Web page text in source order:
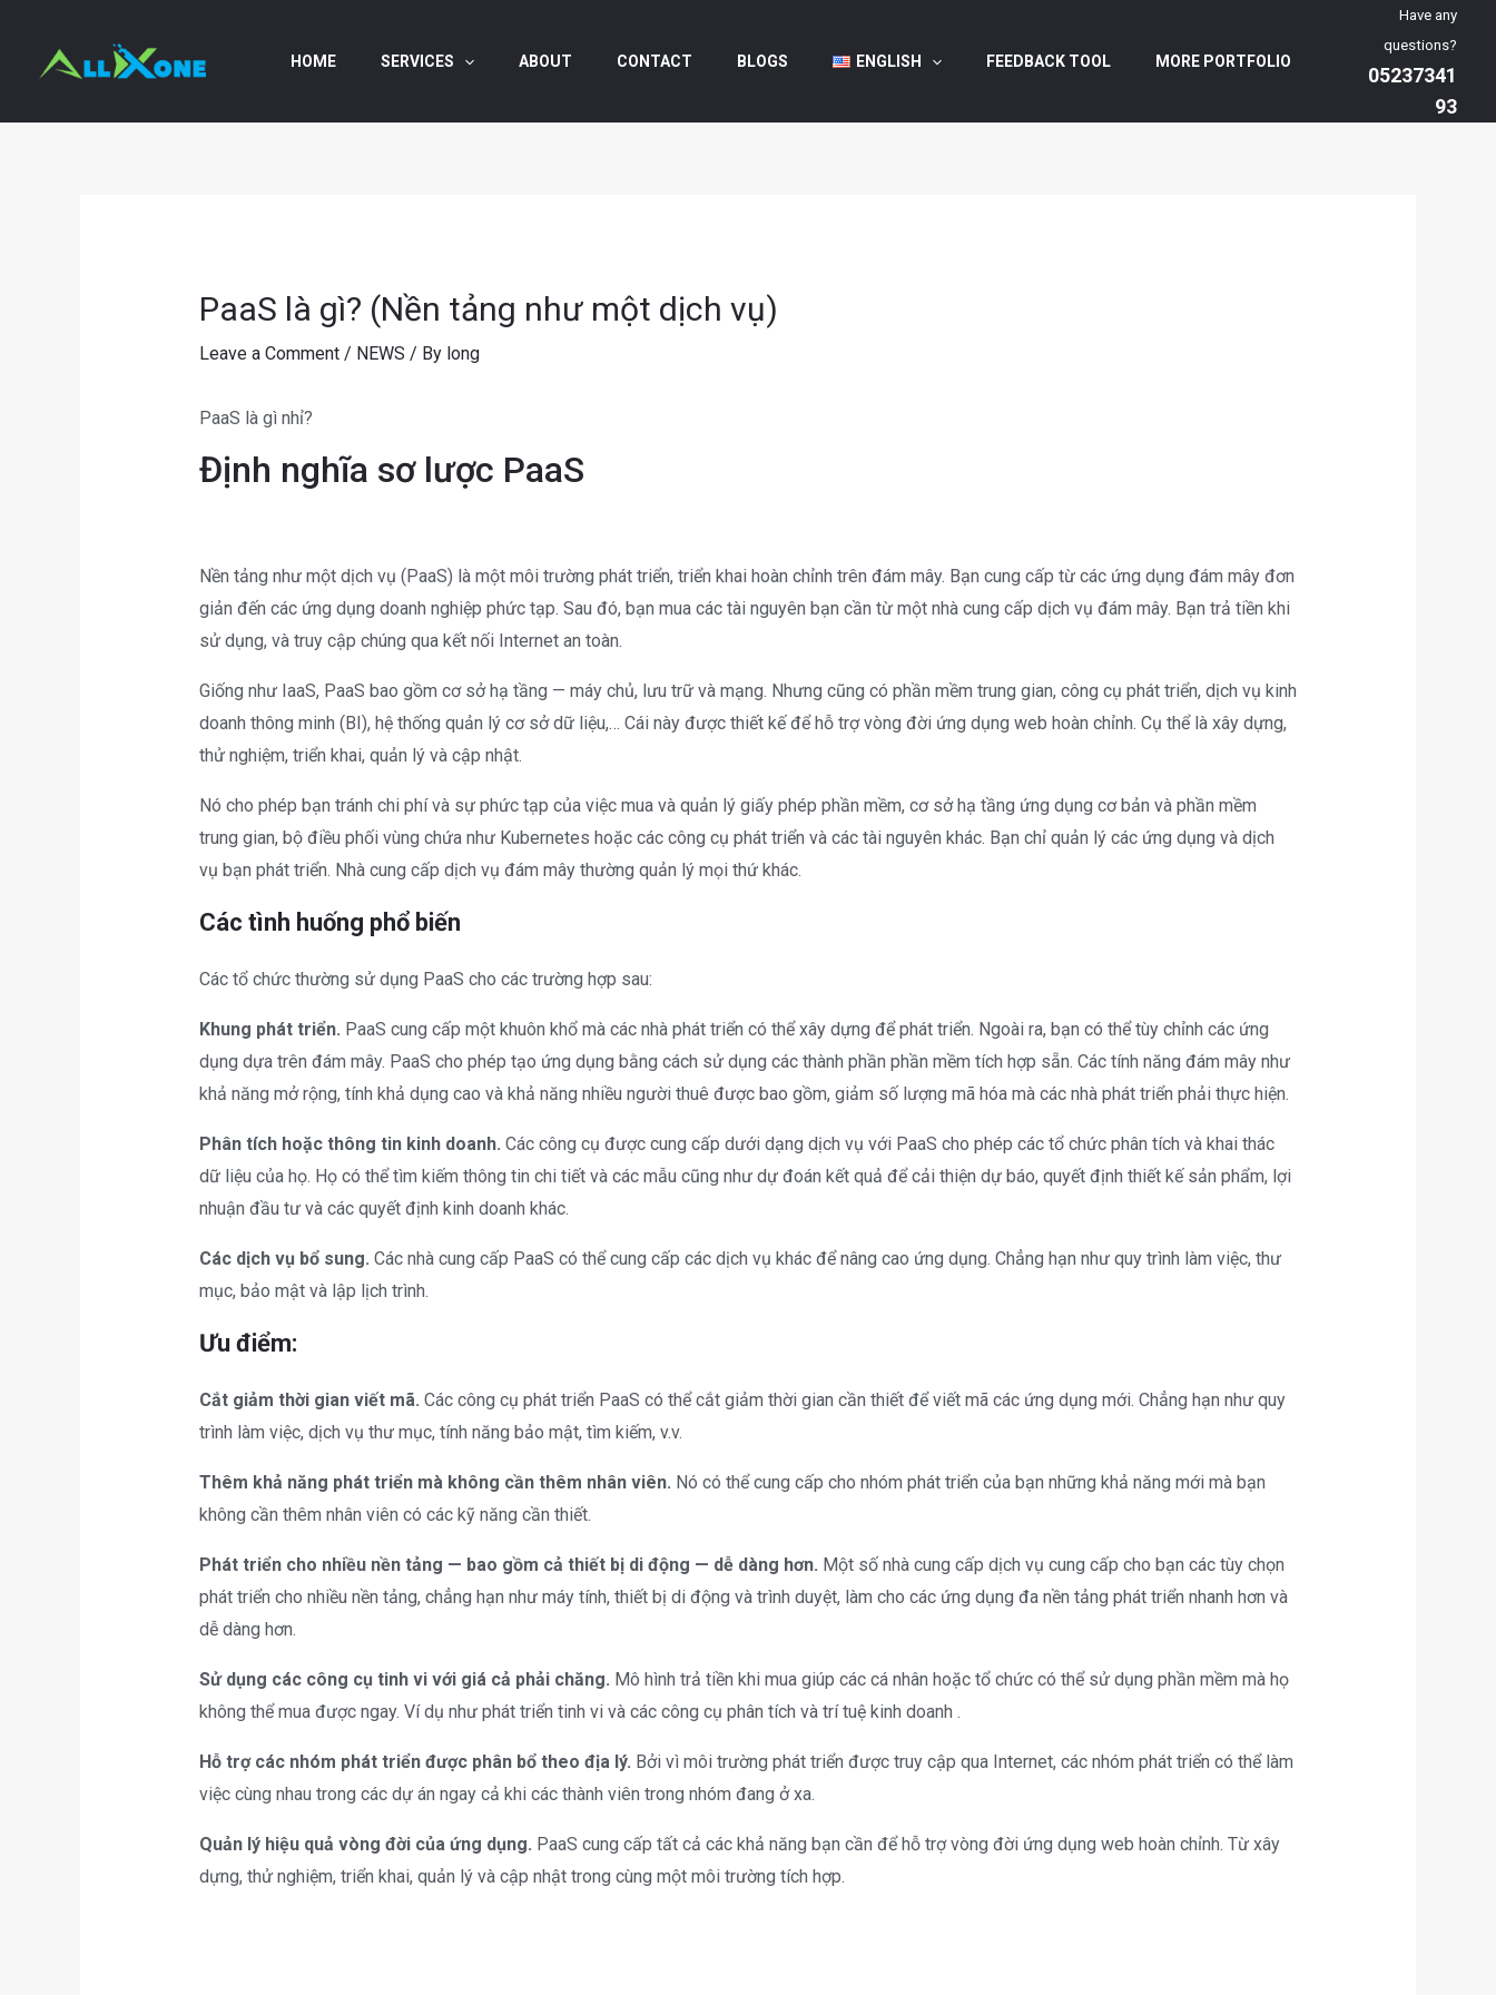
content
HOME SERVICES ABOUT CONTACT BLOGS ENGLISH FEEDBACK TOOL MORE PORTFOLIO
Have any
questions?
05237341
93
PaaS là gì? (Nền tảng như một dịch vụ)
Leave a Comment / NEWS / By long
PaaS là gì nhỉ?
Định nghĩa sơ lược PaaS
Nền tảng như một dịch vụ (PaaS) là một môi trường phát triển, triển khai hoàn chỉnh trên đám mây. Bạn cung cấp từ các ứng dụng đám mây đơn
giản đến các ứng dụng doanh nghiệp phức tạp. Sau đó, bạn mua các tài nguyên bạn cần từ một nhà cung cấp dịch vụ đám mây. Bạn trả tiền khi
sử dụng, và truy cập chúng qua kết nối Internet an toàn.
Giống như IaaS, PaaS bao gồm cơ sở hạ tầng — máy chủ, lưu trữ và mạng. Nhưng cũng có phần mềm trung gian, công cụ phát triển, dịch vụ kinh
doanh thông minh (BI), hệ thống quản lý cơ sở dữ liệu,… Cái này được thiết kế để hỗ trợ vòng đời ứng dụng web hoàn chỉnh. Cụ thể là xây dựng,
thử nghiệm, triển khai, quản lý và cập nhật.
Nó cho phép bạn tránh chi phí và sự phức tạp của việc mua và quản lý giấy phép phần mềm, cơ sở hạ tầng ứng dụng cơ bản và phần mềm
trung gian, bộ điều phối vùng chứa như Kubernetes hoặc các công cụ phát triển và các tài nguyên khác. Bạn chỉ quản lý các ứng dụng và dịch
vụ bạn phát triển. Nhà cung cấp dịch vụ đám mây thường quản lý mọi thứ khác.
Các tình huống phổ biến
Các tổ chức thường sử dụng PaaS cho các trường hợp sau:
Khung phát triển. PaaS cung cấp một khuôn khổ mà các nhà phát triển có thể xây dựng để phát triển. Ngoài ra, bạn có thể tùy chỉnh các ứng
dụng dựa trên đám mây. PaaS cho phép tạo ứng dụng bằng cách sử dụng các thành phần phần mềm tích hợp sẵn. Các tính năng đám mây như
khả năng mở rộng, tính khả dụng cao và khả năng nhiều người thuê được bao gồm, giảm số lượng mã hóa mà các nhà phát triển phải thực hiện.
Phân tích hoặc thông tin kinh doanh. Các công cụ được cung cấp dưới dạng dịch vụ với PaaS cho phép các tổ chức phân tích và khai thác
dữ liệu của họ. Họ có thể tìm kiếm thông tin chi tiết và các mẫu cũng như dự đoán kết quả để cải thiện dự báo, quyết định thiết kế sản phẩm, lợi
nhuận đầu tư và các quyết định kinh doanh khác.
Các dịch vụ bổ sung. Các nhà cung cấp PaaS có thể cung cấp các dịch vụ khác để nâng cao ứng dụng. Chẳng hạn như quy trình làm việc, thư
mục, bảo mật và lập lịch trình.
Ưu điểm:
Cắt giảm thời gian viết mã. Các công cụ phát triển PaaS có thể cắt giảm thời gian cần thiết để viết mã các ứng dụng mới. Chẳng hạn như quy
trình làm việc, dịch vụ thư mục, tính năng bảo mật, tìm kiếm, v.v.
Thêm khả năng phát triển mà không cần thêm nhân viên. Nó có thể cung cấp cho nhóm phát triển của bạn những khả năng mới mà bạn
không cần thêm nhân viên có các kỹ năng cần thiết.
Phát triển cho nhiều nền tảng — bao gồm cả thiết bị di động — dễ dàng hơn. Một số nhà cung cấp dịch vụ cung cấp cho bạn các tùy chọn
phát triển cho nhiều nền tảng, chẳng hạn như máy tính, thiết bị di động và trình duyệt, làm cho các ứng dụng đa nền tảng phát triển nhanh hơn và
dễ dàng hơn.
Sử dụng các công cụ tinh vi với giá cả phải chăng. Mô hình trả tiền khi mua giúp các cá nhân hoặc tổ chức có thể sử dụng phần mềm mà họ
không thể mua được ngay. Ví dụ như phát triển tinh vi và các công cụ phân tích và trí tuệ kinh doanh .
Hỗ trợ các nhóm phát triển được phân bổ theo địa lý. Bởi vì môi trường phát triển được truy cập qua Internet, các nhóm phát triển có thể làm
việc cùng nhau trong các dự án ngay cả khi các thành viên trong nhóm đang ở xa.
Quản lý hiệu quả vòng đời của ứng dụng. PaaS cung cấp tất cả các khả năng bạn cần để hỗ trợ vòng đời ứng dụng web hoàn chỉnh. Từ xây
dựng, thử nghiệm, triển khai, quản lý và cập nhật trong cùng một môi trường tích hợp.